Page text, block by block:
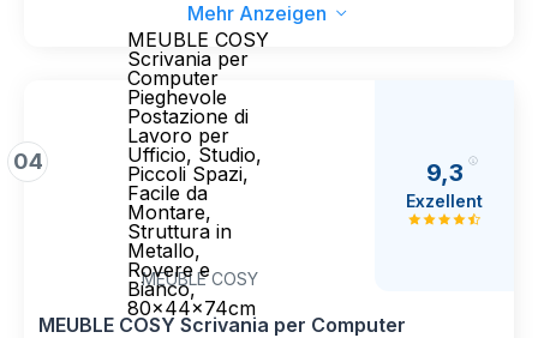
Mehr Anzeigen
04
MEUBLE COSY
Scrivania per
Computer
Pieghevole
Postazione di
Lavoro per
Ufficio, Studio,
Piccoli Spazi,
Facile da
Montare,
Struttura in
Metallo,
Rovere e
Bianco,
80x44x74cm
MEUBLE COSY
9,3
Exzellent
MEUBLE COSY Scrivania per Computer